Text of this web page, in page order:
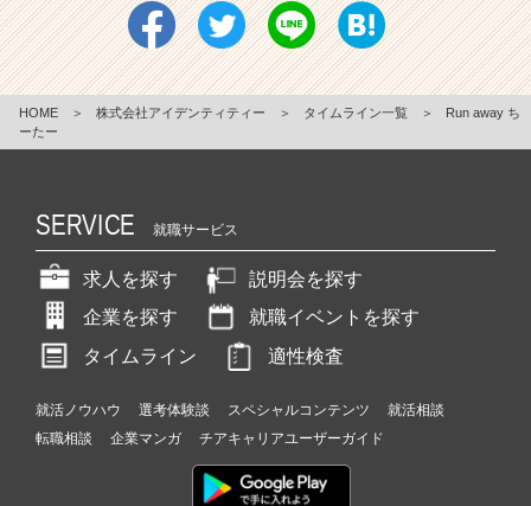
HOME ＞ 株式会社アイデンティティー ＞ タイムライン一覧 ＞
Run away ち
ーたー
SERVICE 就職サービス
求人を探す
説明会を探す
企業を探す
就職イベントを探す
タイムライン
適性検査
就活ノウハウ 選考体験談 スペシャルコンテンツ
就活相談
転職相談
企業マンガ チアキャリアユーザーガイド